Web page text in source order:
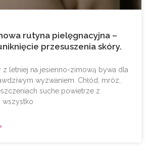
rutyna pielęgnacyjna –
przesuszenia skóry.
letniej na jesienno-zimową bywa dla
wyzwaniem. Chłód, mróz,
suche powietrze z
wszystko